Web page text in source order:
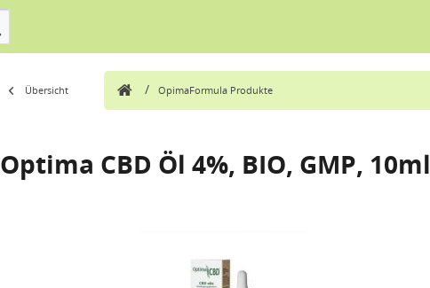
Übersicht / OpimaFormula Produkte
Optima CBD Öl 4%, BIO, GMP, 10ml